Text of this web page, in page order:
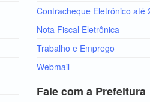
Contracheque Eletrônico até
Nota Fiscal Eletrônica
Trabalho e Emprego
Webmail
Fale com a Prefeitura